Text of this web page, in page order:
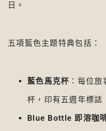
日。
五項藍色主題特典包括：
藍色馬克杯 ：每位
杯，印有五週年標誌
Blue Bottle 即溶咖